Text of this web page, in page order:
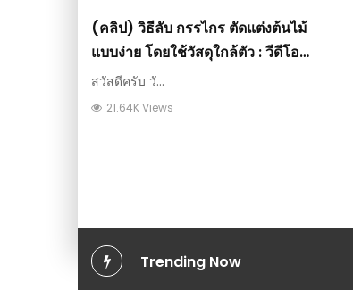
(คลิป) วิธีลับ กรรไกร ตัดแต่งต้นไม้
แบบง่าย โดยใช้วัสดุใกล้ตัว : วีดีโอ
เกษตร
สวัสดีครับ วั...
21.64K Views
Trending Now